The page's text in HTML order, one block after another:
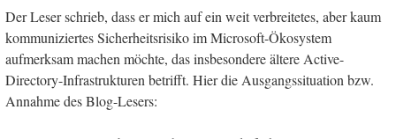
Der Leser schrieb, dass er mich auf ein weit verbreitetes, aber kaum
kommuniziertes Sicherheitsrisiko im Microsoft-Ökosystem
aufmerksam machen möchte, das insbesondere ältere Active-
Directory-Infrastrukturen betrifft. Hier die Ausgangssituation bzw.
Annahme des Blog-Lesers: